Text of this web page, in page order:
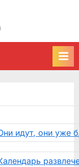
идут, они уже